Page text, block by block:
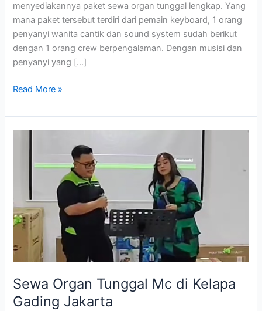
menyediakannya paket sewa organ tunggal lengkap. Yang
mana paket tersebut terdiri dari pemain keyboard, 1 orang
penyanyi wanita cantik dan sound system sudah berikut
dengan 1 orang crew berpengalaman. Dengan musisi dan
penyanyi yang […]
Read More »
Sewa Organ Tunggal Mc di Kelapa
Gading Jakarta
Tunggal
Kelapa
Gading
Jakarta